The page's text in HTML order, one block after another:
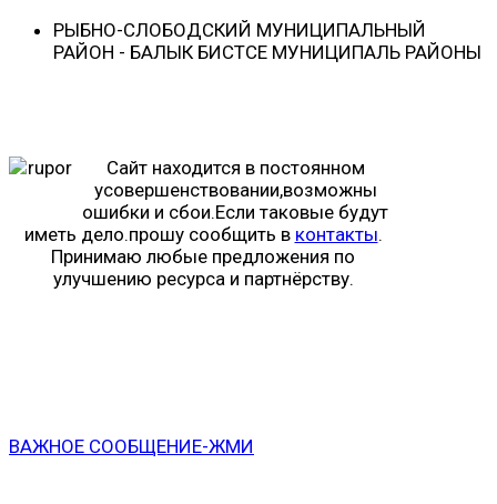
РЫБНО-CЛОБОДСКИЙ МУНИЦИПАЛЬНЫЙ
РАЙОН - БАЛЫК БИСТӘСЕ МУНИЦИПАЛЬ РАЙОНЫ
Сайт находится в постоянном
усовершенствовании,возможны
ошибки и сбои.Если таковые будут
иметь дело.прошу сообщить в контакты.
Принимаю любые предложения по
улучшению ресурса и партнёрству.
ВАЖНОЕ СООБЩЕНИЕ-ЖМИ